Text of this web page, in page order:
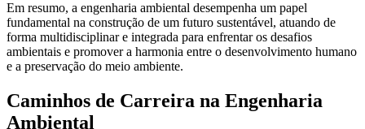
Em resumo, a engenharia ambiental desempenha um papel
fundamental na construção de um futuro sustentável, atuando de
forma multidisciplinar e integrada para enfrentar os desafios
ambientais e promover a harmonia entre o desenvolvimento humano
e a preservação do meio ambiente.
Caminhos de Carreira na Engenharia
Ambiental